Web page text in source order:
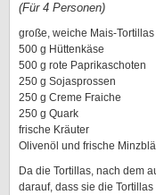
(Für 4 Personen)
große, weiche Mais-Tortillas
500 g Hüttenkäse
500 g rote Paprikaschoten
250 g Sojasprossen
250 g Creme Fraiche
250 g Quark
frische Kräuter
Olivenöl und frische
Da die Tortillas, nach dem
darauf, dass sie die